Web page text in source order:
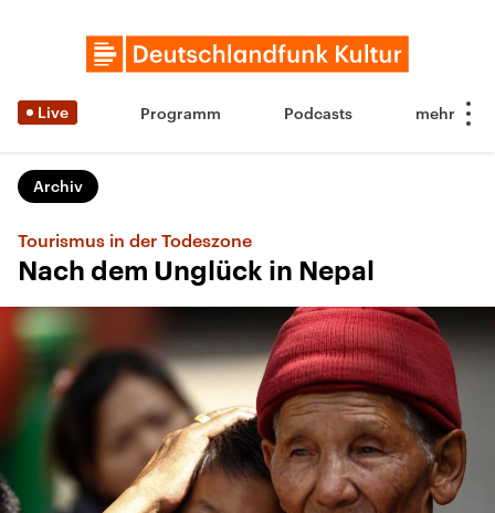
Live Programm Podcasts
Archiv
Tourismus in der Todeszone
Nach dem Unglück in Nepal